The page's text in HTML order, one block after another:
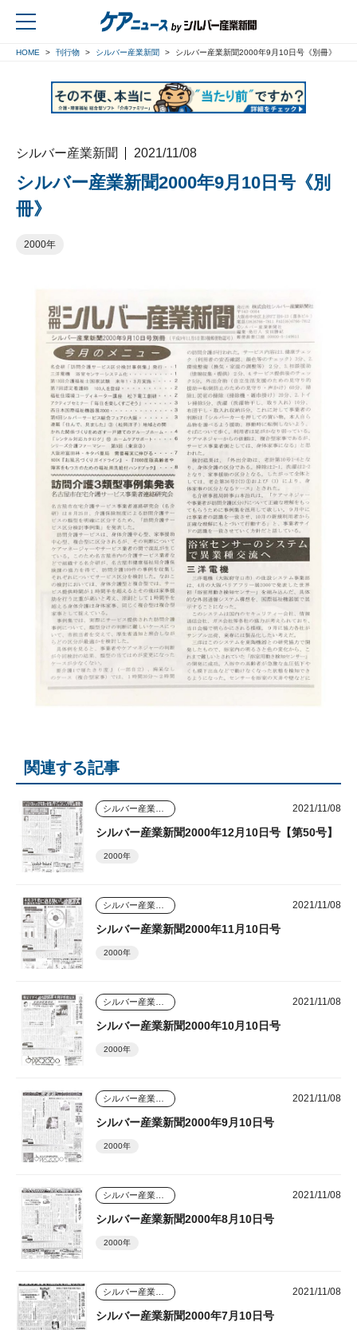
HOME 刊行物 シルバー産業新聞 シルバー産業新聞2000年9月10日号《別冊》
シルバー産業新聞 2021/11/08
シルバー産業新聞2000年9月10日号《別
冊》
2000年
関連する記事
シルバー産業新聞 2021/11/08
シルバー産業新聞2000年12月10日号【第50号】
2000年
シルバー産業新聞 2021/11/08
シルバー産業新聞2000年11月10日号
2000年
シルバー産業新聞 2021/11/08
シルバー産業新聞2000年10月10日号
2000年
シルバー産業新聞 2021/11/08
シルバー産業新聞2000年9月10日号
2000年
シルバー産業新聞 2021/11/08
シルバー産業新聞2000年8月10日号
2000年
シルバー産業新聞 2021/11/08
シルバー産業新聞2000年7月10日号